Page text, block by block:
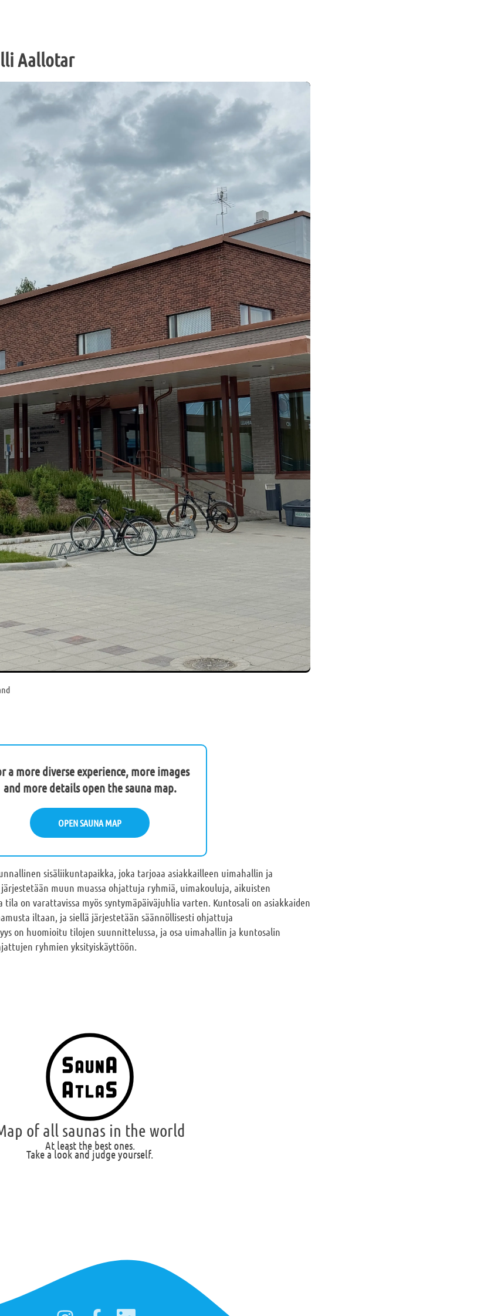
Aallotar
a more diverse experience, more images
and more details open the sauna map.
OPEN SAUNA MAP
sisäliikuntapaikka, joka tarjoaa asiakkailleen uimahallin ja
muun muassa ohjattuja ryhmiä, uimakouluja, aikuisten
tila on varattavissa myös syntymäpäiväjuhlia varten. Kuntosali on asiakkaiden
iltaan, ja siellä järjestetään säännöllisesti ohjattuja
on huomioitu tilojen suunnittelussa, ja osa uimahallin ja kuntosalin
ryhmien yksityiskäyttöön.
of all saunas in the world
At least the best ones.
Take a look and judge yourself.